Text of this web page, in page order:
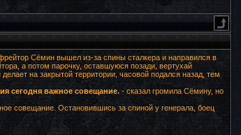
Сёмин вышел из-за спины сталкера и направился в
а потом парочку, оставшуюся позади, вертухай
на закрытой территории, часовой подался назад, тем
сегодня важное совещание.- сказал громила Сёмину, но
совещание. Остановившись за спиной у генерала, боец